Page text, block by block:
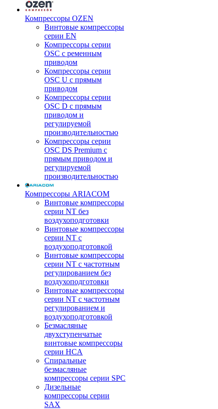
Компрессоры OZEN
Винтовые компрессоры
серии EN
Компрессоры серии
OSC с ременным
приводом
Компрессоры серии
OSC U с прямым
приводом
Компрессоры серии
OSC D с прямым
приводом и
регулируемой
производительностью
Компрессоры серии
OSC DS Premium с
прямым приводом и
регулируемой
производительностью
Компрессоры ARIACOM
Винтовые компрессоры
серии NT без
воздухоподготовки
Винтовые компрессоры
серии NT c
воздухоподготовкой
Винтовые компрессоры
серии NT с частотным
регулированием без
воздухоподготовки
Винтовые компрессоры
серии NT с частотным
регулированием и
воздухоподготовкой
Безмасляные
двухступенчатые
винтовые компрессоры
серии HCA
Спиральные
безмасляные
компрессоры серии SPC
Дизельные
компрессоры серии
SAX